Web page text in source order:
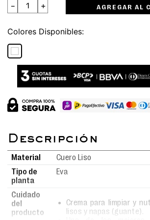
＋
－ AGREGAR AL
Colores
Material
Cuero Liso
Tipo de
planta
Eva
Cuidado
del
producto
Crema para limpiar y
lisos y napas (guante).